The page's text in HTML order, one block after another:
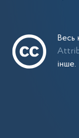
Весь
інше.